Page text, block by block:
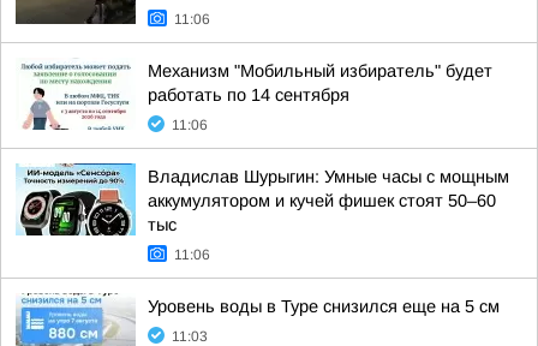
11:06
Механизм "Мобильный избиратель" будет
работать по 14 сентября
11:06
Владислав Шурыгин: Умные часы с мощным
аккумулятором и кучей фишек стоят 50–60
тыс
11:06
Уровень воды в Туре снизился еще на 5 см
11:03